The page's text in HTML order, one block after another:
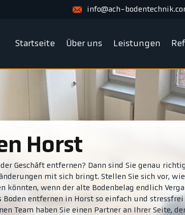
info@ach-
Startseite Über uns Leistungen
Horst
Geschäft entfernen? Dann sind Sie genau
mit sich bringt. Stellen Sie sich vor, wie
könnten, wenn der alte Bodenbelag endlich
Boden entfernen in Horst so einfach und
Team haben Sie einen Partner an Ihrer Seite,